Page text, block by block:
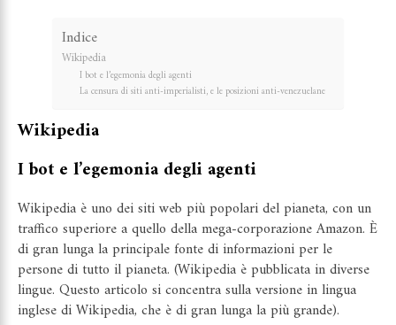
Indice
Wikipedia
I bot e l’egemonia degli agenti
La censura di siti anti-imperialisti, e le posizioni anti-venezuelane
Wikipedia
I bot e l’egemonia degli agenti
Wikipedia è uno dei siti web più popolari del pianeta, con un
traffico superiore a quello della mega-corporazione Amazon. È
di gran lunga la principale fonte di informazioni per le
persone di tutto il pianeta. (Wikipedia è pubblicata in diverse
lingue. Questo articolo si concentra sulla versione in lingua
inglese di Wikipedia, che è di gran lunga la più grande).